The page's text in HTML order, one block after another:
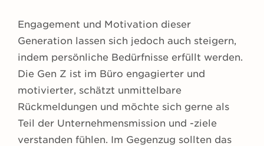
Engagement und Motivation dieser
Generation lassen sich jedoch auch steigern,
indem persönliche Bedürfnisse erfüllt werden.
Die Gen Z ist im Büro engagierter und
motivierter, schätzt unmittelbare
Rückmeldungen und möchte sich gerne als
Teil der Unternehmensmission und -ziele
verstanden fühlen. Im Gegenzug sollten das